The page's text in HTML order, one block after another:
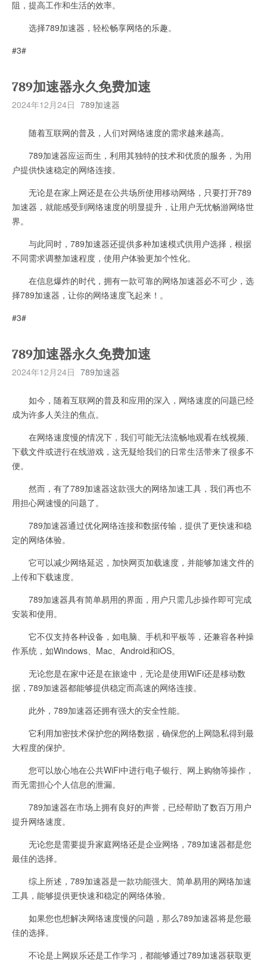
阻，提高工作和生活的效率。
选择789加速器，轻松畅享网络的乐趣。
#3#
789加速器永久免费加速
2024年12月24日 789加速器
随着互联网的普及，人们对网络速度的需求越来越高。
789加速器应运而生，利用其独特的技术和优质的服务，为用
户提供快速稳定的网络连接。
无论是在家上网还是在公共场所使用移动网络，只要打开789
加速器，就能感受到网络速度的明显提升，让用户无忧畅游网络世
界。
与此同时，789加速器还提供多种加速模式供用户选择，根据
不同需求调整加速程度，使用户体验更加个性化。
在信息爆炸的时代，拥有一款可靠的网络加速器必不可少，选
择789加速器，让你的网络速度飞起来！。
#3#
789加速器永久免费加速
2024年12月24日 789加速器
如今，随着互联网的普及和应用的深入，网络速度的问题已经
成为许多人关注的焦点。
在网络速度慢的情况下，我们可能无法流畅地观看在线视频、
下载文件或进行在线游戏，这无疑给我们的日常生活带来了很多不
便。
然而，有了789加速器这款强大的网络加速工具，我们再也不
用担心网速慢的问题了。
789加速器通过优化网络连接和数据传输，提供了更快速和稳
定的网络体验。
它可以减少网络延迟，加快网页加载速度，并能够加速文件的
上传和下载速度。
789加速器具有简单易用的界面，用户只需几步操作即可完成
安装和使用。
它不仅支持各种设备，如电脑、手机和平板等，还兼容各种操
作系统，如Windows、Mac、Android和iOS。
无论您是在家中还是在旅途中，无论是使用WiFi还是移动数
据，789加速器都能够提供稳定而高速的网络连接。
此外，789加速器还拥有强大的安全性能。
它利用加密技术保护您的网络数据，确保您的上网隐私得到最
大程度的保护。
您可以放心地在公共WiFi中进行电子银行、网上购物等操作，
而无需担心个人信息的泄漏。
789加速器在市场上拥有良好的声誉，已经帮助了数百万用户
提升网络速度。
无论您是需要提升家庭网络还是企业网络，789加速器都是您
最佳的选择。
综上所述，789加速器是一款功能强大、简单易用的网络加速
工具，能够提供更快速和稳定的网络体验。
如果您也想解决网络速度慢的问题，那么789加速器将是您最
佳的选择。
不论是上网娱乐还是工作学习，都能够通过789加速器获取更